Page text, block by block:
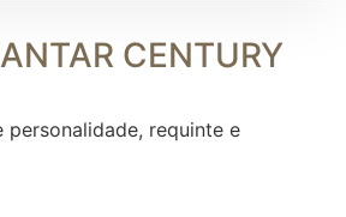
CENTURY
personalidade, requinte e